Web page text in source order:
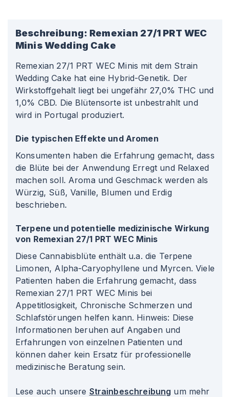
Beschreibung: Remexian 27/1 PRT WEC
Minis Wedding Cake
Remexian 27/1 PRT WEC Minis mit dem Strain
Wedding Cake hat eine Hybrid-Genetik. Der
Wirkstoffgehalt liegt bei ungefähr 27,0% THC und
1,0% CBD. Die Blütensorte ist unbestrahlt und
wird in Portugal produziert.
Die typischen Effekte und Aromen
Konsumenten haben die Erfahrung gemacht, dass
die Blüte bei der Anwendung Erregt und Relaxed
machen soll. Aroma und Geschmack werden als
Würzig, Süß, Vanille, Blumen und Erdig
beschrieben.
Terpene und potentielle medizinische Wirkung
von Remexian 27/1 PRT WEC Minis
Diese Cannabisblüte enthält u.a. die Terpene
Limonen, Alpha-Caryophyllene und Myrcen. Viele
Patienten haben die Erfahrung gemacht, dass
Remexian 27/1 PRT WEC Minis bei
Appetitlosigkeit, Chronische Schmerzen und
Schlafstörungen helfen kann. Hinweis: Diese
Informationen beruhen auf Angaben und
Erfahrungen von einzelnen Patienten und
können daher kein Ersatz für professionelle
medizinische Beratung sein.
Lese auch unsere Strainbeschreibung um mehr